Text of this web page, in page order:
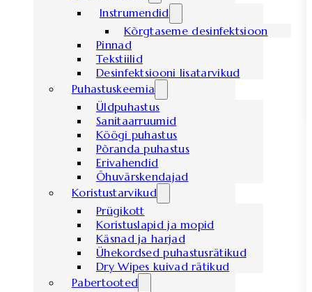
Instrumendid
Kõrgtaseme desinfektsioon
Pinnad
Tekstiilid
Desinfektsiooni lisatarvikud
Puhastuskeemia
Üldpuhastus
Sanitaarruumid
Köögi puhastus
Põranda puhastus
Erivahendid
Õhuvärskendajad
Koristustarvikud
Prügikott
Koristuslapid ja mopid
Käsnad ja harjad
Ühekordsed puhastusrätikud
Dry Wipes kuivad rätikud
Pabertooted